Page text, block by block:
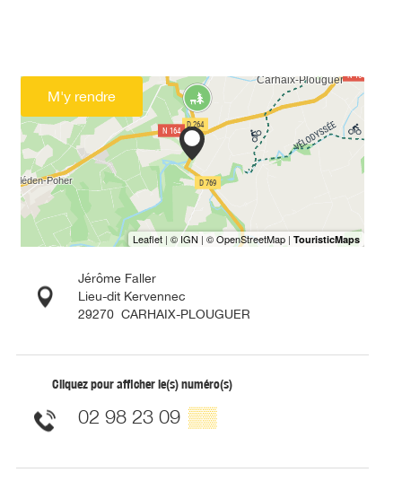
M'y rendre
Jérôme Faller
Lieu-dit Kervennec
29270 CARHAIX-PLOUGUER
Cliquez pour afficher le(s) numéro(s)
02 98 23 09 ▒▒